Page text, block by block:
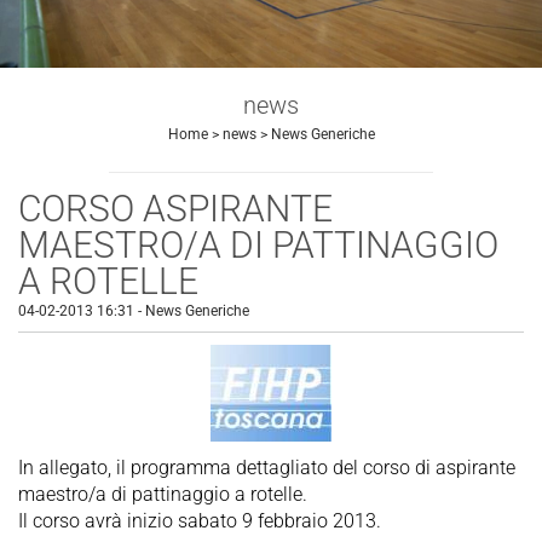
news
Home> news> News Generiche
CORSO ASPIRANTE
MAESTRO/A DI PATTINAGGIO
A ROTELLE
04-02-2013 16:31 - News Generiche
In allegato, il programma dettagliato del corso di aspirante
maestro/a di pattinaggio a rotelle.
Il corso avrà inizio sabato 9 febbraio 2013.